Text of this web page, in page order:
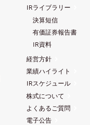
IRライブラリー
決算短信
有価証券報告書
IR資料
経営方針
業績ハイライト
IRスケジュール
株式について
よくあるご質問
電子公告